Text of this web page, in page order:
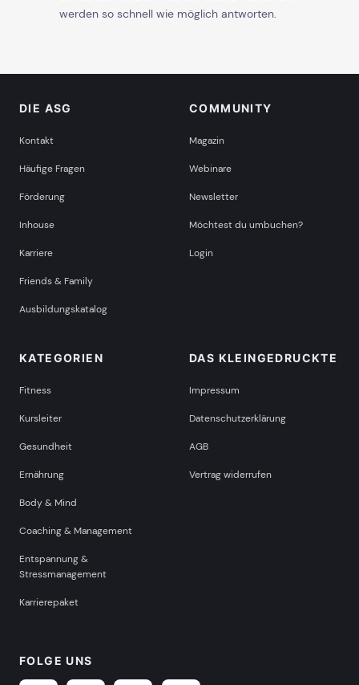
werden so schnell wie möglich antworten.
DIE ASG
Kontakt
Häufige Fragen
Förderung
Inhouse
Karriere
Friends & Family
Ausbildungskatalog
COMMUNITY
Magazin
Webinare
Newsletter
Möchtest du umbuchen?
Login
KATEGORIEN
Fitness
Kursleiter
Gesundheit
Ernährung
Body & Mind
Coaching & Management
Entspannung &
Stressmanagement
Karrierepaket
DAS KLEINGEDRUCKTE
Impressum
Datenschutzerklärung
AGB
Vertrag widerrufen
FOLGE UNS